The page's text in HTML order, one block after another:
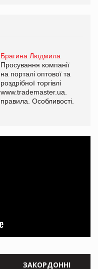
Брагина Людмила
Просування компанії
на порталі оптової та
роздрібної торгівлі
www.trademaster.ua.
правила. Особливості.
ЗАКОРДОННІ